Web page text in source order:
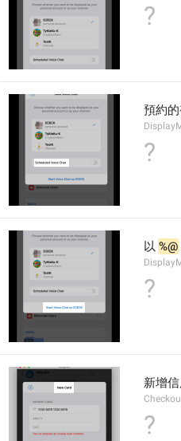
?
預約
?
以 %@
?
新增
?